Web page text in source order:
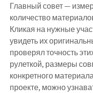
Главный совет —
количество
Кликая на нужные
увидеть их
проверял точность
рулеткой, размеры
конкретного
проекте, можно